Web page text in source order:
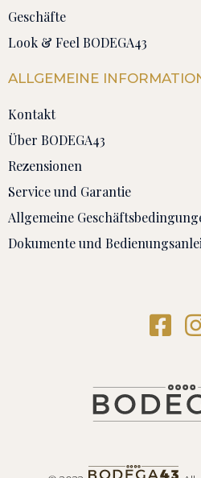
Geschäfte
Look & Feel BODEGA43
ALLGEMEINE
Kontakt
Über BODEGA43
Rezensionen
Service und Garantie
Allgemeine
Dokumente und